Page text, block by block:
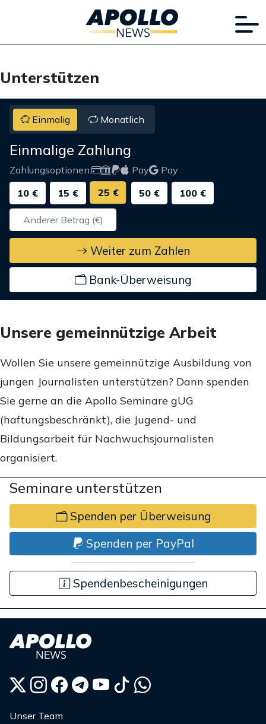
Unterstützen
Einmalig Monatlich
Einmalige Zahlung
Zahlungsoptionen: Pay
Pay
10 €
15 € 25 € 50 € 100 €
Weiter zum Zahlen
Bank-Überweisung
Unsere gemeinnützige Arbeit
Wollen Sie unsere gemeinnützige Ausbildung von
jungen Journalisten unterstützen? Dann spenden
Sie gerne an die Apollo Seminare gUG
(haftungsbeschränkt), die Jugend- und
Bildungsarbeit für Nachwuchsjournalisten
organisiert.
Seminare unterstützen
Spenden per Überweisung
Spenden per PayPal
Spendenbescheinigungen
Unser Team